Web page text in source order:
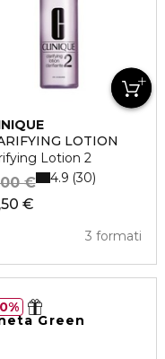
Retinol
LOTION
Lotion 2
€
€
3 formati
4.9 30
Green